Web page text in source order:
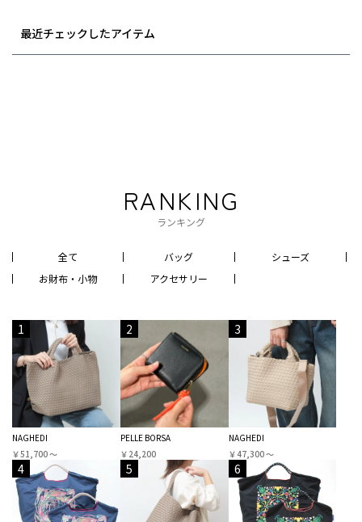
最近チェックしたアイテム
RANKING
ランキング
全て バッグ
シューズ
お財布・小物
アクセサリー
1
NAGHEDI
￥51,700 〜
2
PELLE BORSA
￥24,200
3
NAGHEDI
￥47,300 〜
4 5 6